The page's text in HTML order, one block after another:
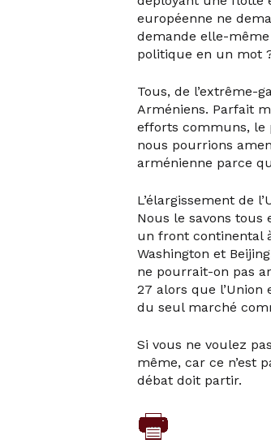
européenne ne
demande elle-
politique en un mot
Tous, de l’extrême-
Arméniens. Parfait
efforts communs, le
nous pourrions
arménienne parce
L’élargissement de
Nous le savons tous
un front continental
Washington et
ne pourrait-on pas
27 alors que
du seul marché
Si vous ne voulez
même, car ce n’est
débat doit partir.